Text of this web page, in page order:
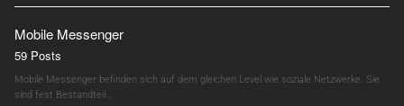
Mobile Messenger
59 Posts
Mobile Messenger befinden sich auf dem gleichen Level wie soziale Netzwerke. Sie
sind fest Bestandteil…